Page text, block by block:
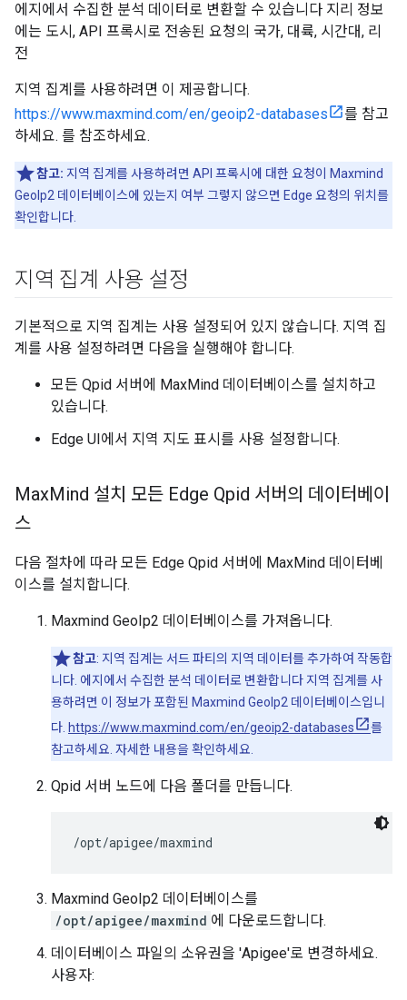
에지에서 수집한 분석 데이터로 변환할 수 있습니다 지리 정보
에는 도시, API 프록시로 전송된 요청의 국가, 대륙, 시간대, 리
전
지역 집계를 사용하려면 이 제공합니다.
https://www.maxmind.com/en/geoip2-databases
를 참고
하세요. 를 참조하세요.
참고: 지역 집계를 사용하려면 API 프록시에 대한 요청이 Maxmind
GeoIp2 데이터베이스에 있는지 여부 그렇지 않으면 Edge 요청의 위치를
확인합니다.
지역 집계 사용 설정
기본적으로 지역 집계는 사용 설정되어 있지 않습니다. 지역 집
계를 사용 설정하려면 다음을 실행해야 합니다.
모든 Qpid 서버에 MaxMind 데이터베이스를 설치하고
있습니다.
Edge UI에서 지역 지도 표시를 사용 설정합니다.
MaxMind 설치 모든 Edge Qpid 서버의 데이터베이
스
다음 절차에 따라 모든 Edge Qpid 서버에 MaxMind 데이터베
이스를 설치합니다.
Maxmind GeoIp2 데이터베이스를 가져옵니다.
참고: 지역 집계는 서드 파티의 지역 데이터를 추가하여 작동합
니다. 에지에서 수집한 분석 데이터로 변환합니다 지역 집계를 사
용하려면 이 정보가 포함된 Maxmind GeoIp2 데이터베이스입니
다. https://www.maxmind.com/en/geoip2-databases
를
참고하세요. 자세한 내용을 확인하세요.
Qpid 서버 노드에 다음 폴더를 만듭니다.
/opt/apigee/maxmind
Maxmind GeoIp2 데이터베이스를
/opt/apigee/maxmind 에 다운로드합니다.
데이터베이스 파일의 소유권을 'Apigee'로 변경하세요.
사용자: